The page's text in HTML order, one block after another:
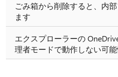
ごみ箱から削除すると、内
ます
エクスプローラーの
理者モードで動作しない可